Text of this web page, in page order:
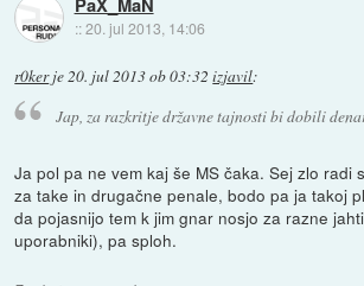
::20. jul 2013, 14:06
r0kerje20. jul 2013 ob 03:32 izjavil:
Jap, za razkritje državne tajnosti bi dobili
Ja pol pa ne vem kaj še MS čaka. Sej zlo radi
za take in drugačne penale, bodo pa ja takoj
da pojasnijo tem k jim gnar nosjo za razne
uporabniki), pa sploh.